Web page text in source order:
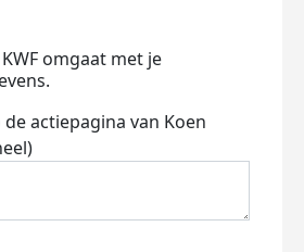
omgaat met je
actiepagina van Koen